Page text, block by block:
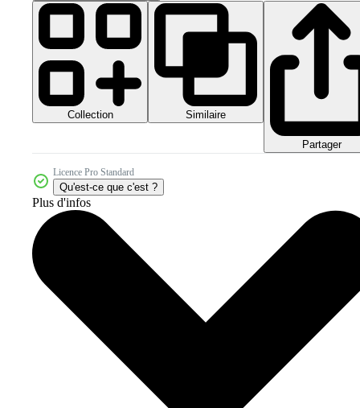
Collection Similaire
Partager
Licence Pro Standard
Qu'est-ce que c'est ?
Plus d'infos